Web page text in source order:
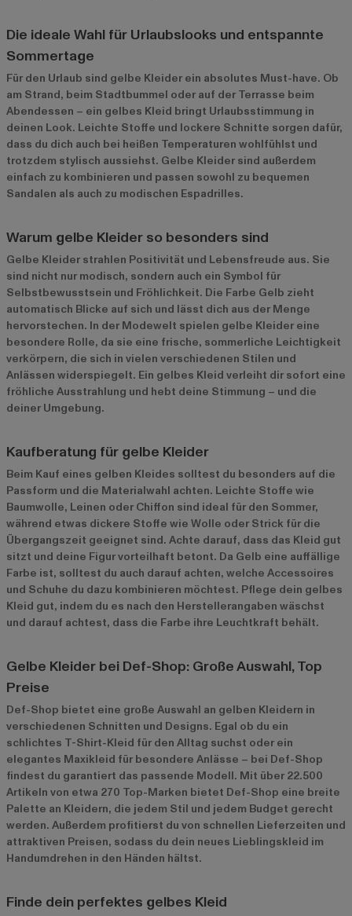
Die ideale Wahl für Urlaubslooks und entspannte
Sommertage
Für den Urlaub sind gelbe Kleider ein absolutes Must-have. Ob
am Strand, beim Stadtbummel oder auf der Terrasse beim
Abendessen – ein gelbes Kleid bringt Urlaubsstimmung in
deinen Look. Leichte Stoffe und lockere Schnitte sorgen dafür,
dass du dich auch bei heißen Temperaturen wohlfühlst und
trotzdem stylisch aussiehst. Gelbe Kleider sind außerdem
einfach zu kombinieren und passen sowohl zu bequemen
Sandalen als auch zu modischen Espadrilles.
Warum gelbe Kleider so besonders sind
Gelbe Kleider strahlen Positivität und Lebensfreude aus. Sie
sind nicht nur modisch, sondern auch ein Symbol für
Selbstbewusstsein und Fröhlichkeit. Die Farbe Gelb zieht
automatisch Blicke auf sich und lässt dich aus der Menge
hervorstechen. In der Modewelt spielen gelbe Kleider eine
besondere Rolle, da sie eine frische, sommerliche Leichtigkeit
verkörpern, die sich in vielen verschiedenen Stilen und
Anlässen widerspiegelt. Ein gelbes Kleid verleiht dir sofort eine
fröhliche Ausstrahlung und hebt deine Stimmung – und die
deiner Umgebung.
Kaufberatung für gelbe Kleider
Beim Kauf eines gelben Kleides solltest du besonders auf die
Passform und die Materialwahl achten. Leichte Stoffe wie
Baumwolle, Leinen oder Chiffon sind ideal für den Sommer,
während etwas dickere Stoffe wie Wolle oder Strick für die
Übergangszeit geeignet sind. Achte darauf, dass das Kleid gut
sitzt und deine Figur vorteilhaft betont. Da Gelb eine auffällige
Farbe ist, solltest du auch darauf achten, welche Accessoires
und Schuhe du dazu kombinieren möchtest. Pflege dein gelbes
Kleid gut, indem du es nach den Herstellerangaben wäschst
und darauf achtest, dass die Farbe ihre Leuchtkraft behält.
Gelbe Kleider bei Def-Shop: Große Auswahl, Top
Preise
Def-Shop bietet eine große Auswahl an gelben Kleidern in
verschiedenen Schnitten und Designs. Egal ob du ein
schlichtes T-Shirt-Kleid für den Alltag suchst oder ein
elegantes Maxikleid für besondere Anlässe – bei Def-Shop
findest du garantiert das passende Modell. Mit über 22.500
Artikeln von etwa 270 Top-Marken bietet Def-Shop eine breite
Palette an Kleidern, die jedem Stil und jedem Budget gerecht
werden. Außerdem profitierst du von schnellen Lieferzeiten und
attraktiven Preisen, sodass du dein neues Lieblingskleid im
Handumdrehen in den Händen hältst.
Finde dein perfektes gelbes Kleid